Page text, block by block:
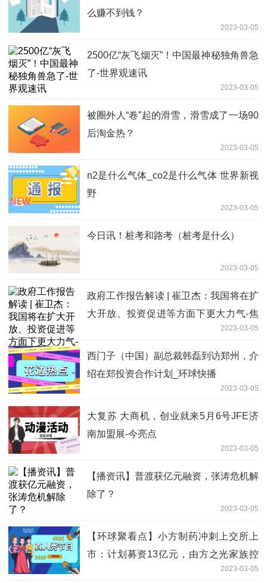
么赚不到钱？
2023-03-05
2500亿“灰飞烟灭”！中国最神秘独角兽急
了-世界观速讯
2023-03-05
被圈外人“卷”起的滑雪，滑雪成了一场90
后淘金热？
2023-03-05
n2是什么气体_co2是什么气体 世界新视
野
2023-03-05
今日讯！桩考和路考（桩考是什么）
2023-03-05
政府工作报告解读 | 崔卫杰：我国将在扩
大开放、投资促进等方面下更大力气-焦
2023-03-05
西门子（中国）副总裁韩磊到访郑州，介
绍在郑投资合作计划_环球快播
2023-03-05
大复苏 大商机，创业就来5月6号JFE济
南加盟展-今亮点
2023-03-05
【播资讯】普渡获亿元融资，张涛危机解
除了？
2023-03-05
【环球聚看点】小方制药冲刺上交所上
市：计划募资13亿元，由方之光家族控
2023-03-05